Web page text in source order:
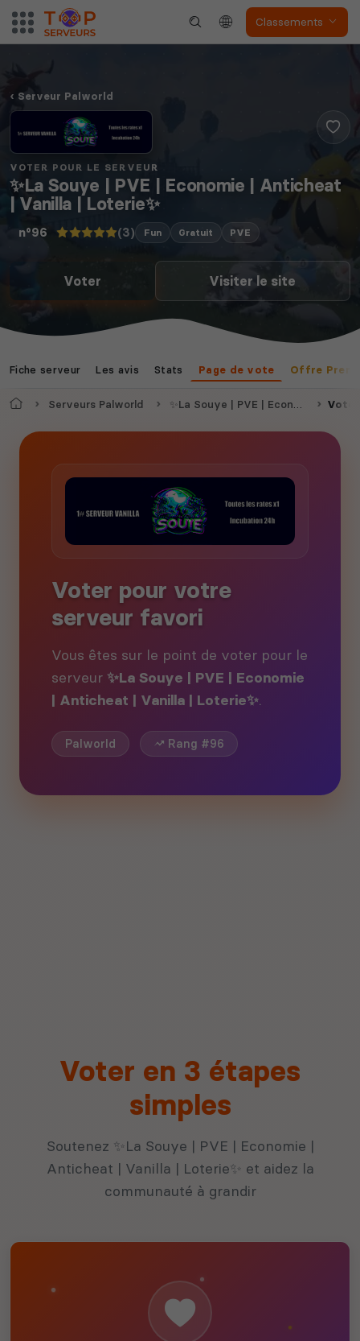
Classements
Serveur Palworld
VOTER POUR LE SERVEUR
✨La Souye | PVE | Economie | Anticheat
| Vanilla | Loterie✨
n°96 (3) Fun Gratuit PVE
Voter Visiter le site
Fiche serveur Les avis Stats Page de vote Offre
AccueilServeurs Palworld ✨La Souye | PVE | Economie | Anticheat | Vanilla | Loterie✨ Voter
Voter pour votre
serveur favori
Vous êtes sur le point de voter pour le
serveur ✨La Souye | PVE | Economie
| Anticheat | Vanilla | Loterie✨.
Palworld Rang #96
Voter en 3 étapes
simples
Soutenez ✨La Souye | PVE | Economie |
Anticheat | Vanilla | Loterie✨ et aidez la
communauté à grandir